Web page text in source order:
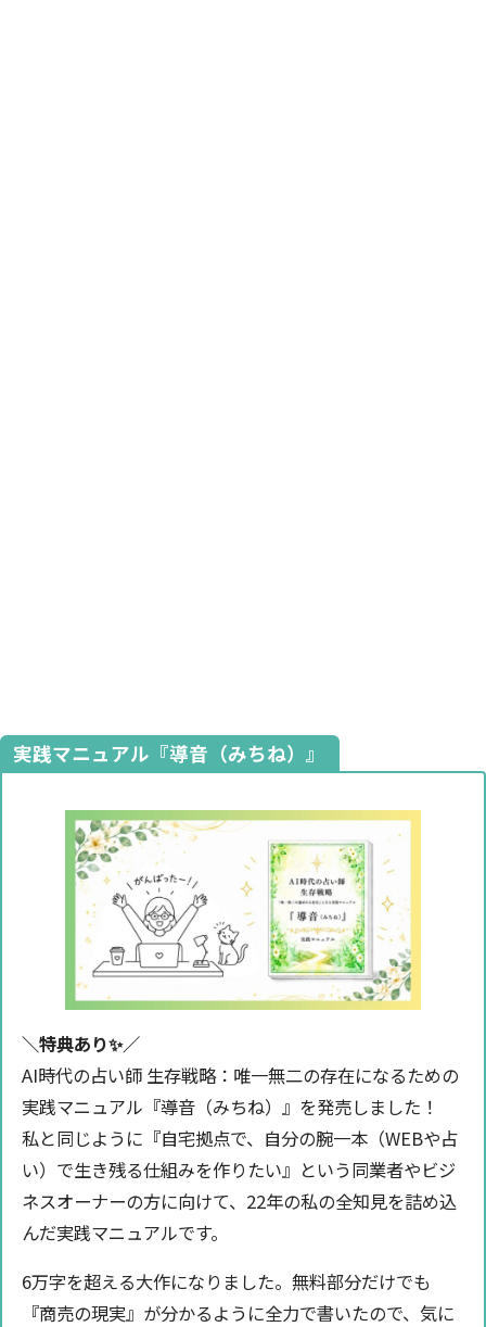
実践マニュアル『導音（みちね）』
＼特典あり✨️／
AI時代の占い師 生存戦略：唯一無二の存在になるための
実践マニュアル『導音（みちね）』を発売しました！
私と同じように『自宅拠点で、自分の腕一本（WEBや占
い）で生き残る仕組みを作りたい』という同業者やビジ
ネスオーナーの方に向けて、22年の私の全知見を詰め込
んだ実践マニュアルです。
6万字を超える大作になりました。無料部分だけでも
『商売の現実』が分かるように全力で書いたので、気に